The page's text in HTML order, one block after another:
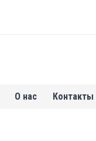
О нас Контакты